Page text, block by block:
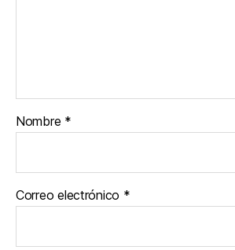
Nombre *
Correo electrónico *